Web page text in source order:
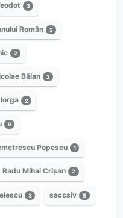
3
Român 2
2
Bălan 2
2
9
Popescu 1
Radu Mihai Crișan 2
3 saccsiv 5